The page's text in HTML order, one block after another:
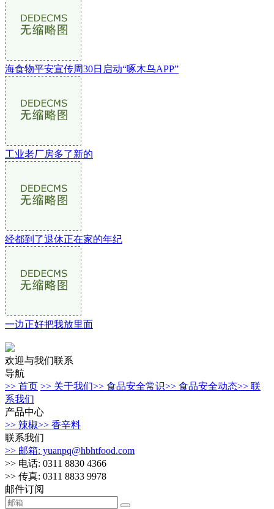
海食物平安宣传周30日启动“啄木鸟APP”
工业老厂房多了新的
经都到了退休正在家的年纪
一边正好把我放里面
欢迎与我们联系
导航
>> 首页 >> 关于我们>> 食品安全常识>> 食品安全动态>> 联
系我们
产品中心
>> 辣椒>> 香辛料
联系我们
>> 邮箱: yuanpq@hbhtfood.com
>> 电话: 0311 8830 4366
>> 传真: 0311 8833 9978
邮件订阅